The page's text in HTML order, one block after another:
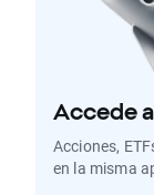
Accede
Acciones,
en la misma